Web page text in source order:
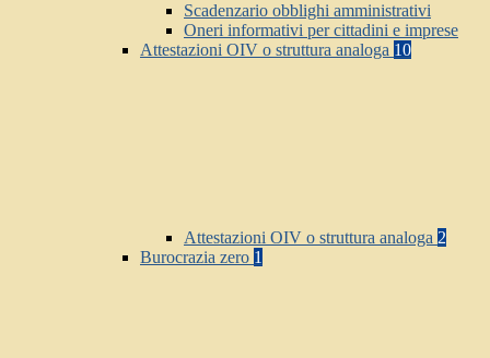
Scadenzario obblighi amministrativi
Oneri informativi per cittadini e imprese
Attestazioni OIV o struttura analoga 10
Attestazioni OIV o struttura analoga 2
Burocrazia zero 1